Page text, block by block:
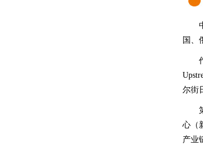
国、
尔街
心（
产业